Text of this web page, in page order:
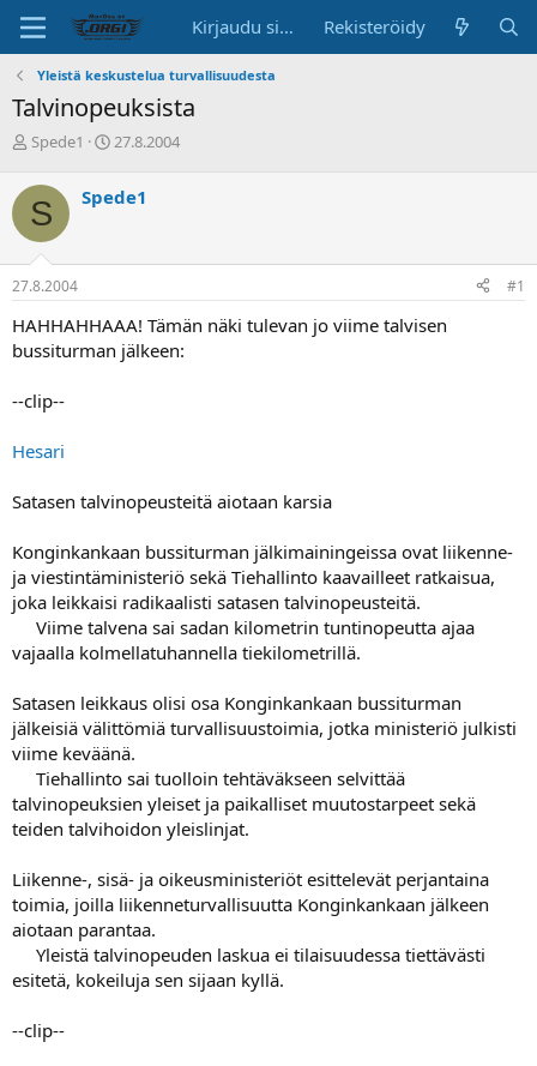
Kirjaudu sisään Rekisteröidy
Yleistä keskustelua turvallisuudesta
Talvinopeuksista
K
s
k
u
s
t
e
u
n
l
t
a
a
Spede1
A
i
s
i
v
27.8.2004
S Spede1
27.8.2004 #1
HAHHAHHAAA! Tämän näki tulevan jo viime talvisen
bussiturman jälkeen:
--clip--
Hesari
Satasen talvinopeusteitä aiotaan karsia
Konginkankaan bussiturman jälkimainingeissa ovat liikenne-
ja viestintäministeriö sekä Tiehallinto kaavailleet ratkaisua,
joka leikkaisi radikaalisti satasen talvinopeusteitä.
Viime talvena sai sadan kilometrin tuntinopeutta ajaa
vajaalla kolmellatuhannella tiekilometrillä.
Satasen leikkaus olisi osa Konginkankaan bussiturman
jälkeisiä välittömiä turvallisuustoimia, jotka ministeriö julkisti
viime keväänä.
Tiehallinto sai tuolloin tehtäväkseen selvittää
talvinopeuksien yleiset ja paikalliset muutostarpeet sekä
teiden talvihoidon yleislinjat.
Liikenne-, sisä- ja oikeusministeriöt esittelevät perjantaina
toimia, joilla liikenneturvallisuutta Konginkankaan jälkeen
aiotaan parantaa.
Yleistä talvinopeuden laskua ei tilaisuudessa tiettävästi
esitetä, kokeiluja sen sijaan kyllä.
--clip--